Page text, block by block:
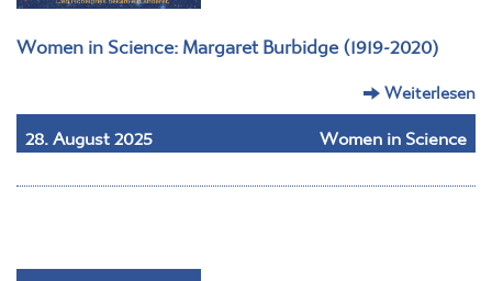
Women in Science: Margaret Burbidge (1919-2020)
Weiterlesen
28. August 2025 Women in Science